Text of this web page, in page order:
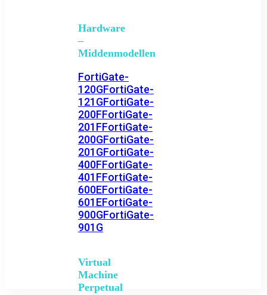
Hardware
–
Middenmodellen
FortiGate-
120GFortiGate-
121GFortiGate-
200FFortiGate-
201FFortiGate-
200GFortiGate-
201GFortiGate-
400FFortiGate-
401FFortiGate-
600EFortiGate-
601EFortiGate-
900GFortiGate-
901G
Virtual
Machine
Perpetual